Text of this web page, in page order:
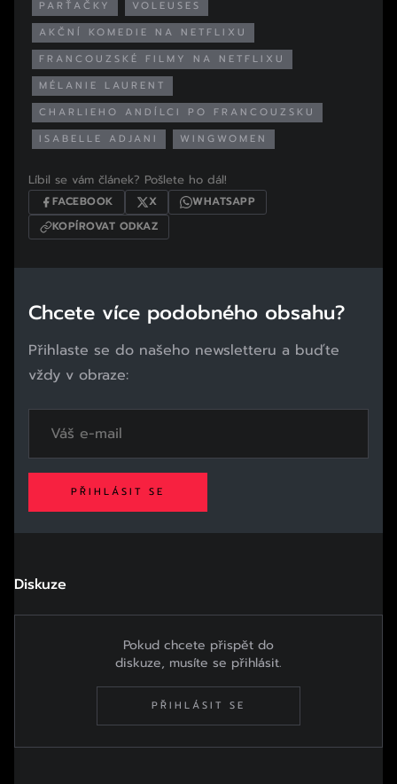
PARŤAČKY
VOLEUSES
AKČNÍ KOMEDIE NA NETFLIXU
FRANCOUZSKÉ FILMY NA NETFLIXU
MÉLANIE LAURENT
CHARLIEHO ANDÍLCI PO FRANCOUZSKU
ISABELLE ADJANI
WINGWOMEN
Líbil se vám článek? Pošlete ho dál!
FACEBOOK X
WHATSAPP
KOPÍROVAT ODKAZ
Chcete více podobného obsahu?
Přihlaste se do našeho newsletteru a buďte
vždy v obraze:
PŘIHLÁSIT SE
Diskuze
Pokud chcete přispět do
diskuze, musíte se přihlásit.
PŘIHLÁSIT SE